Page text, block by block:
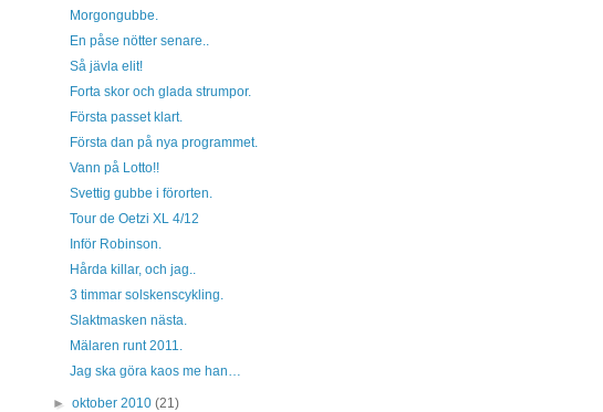
Morgongubbe.
En påse nötter senare..
Så jävla elit!
Forta skor och glada strumpor.
Första passet klart.
Första dan på nya programmet.
Vann på Lotto!!
Svettig gubbe i förorten.
Tour de Oetzi XL 4/12
Inför Robinson.
Hårda killar, och jag..
3 timmar solskenscykling.
Slaktmasken nästa.
Mälaren runt 2011.
Jag ska göra kaos me han…
►oktober 2010(21)